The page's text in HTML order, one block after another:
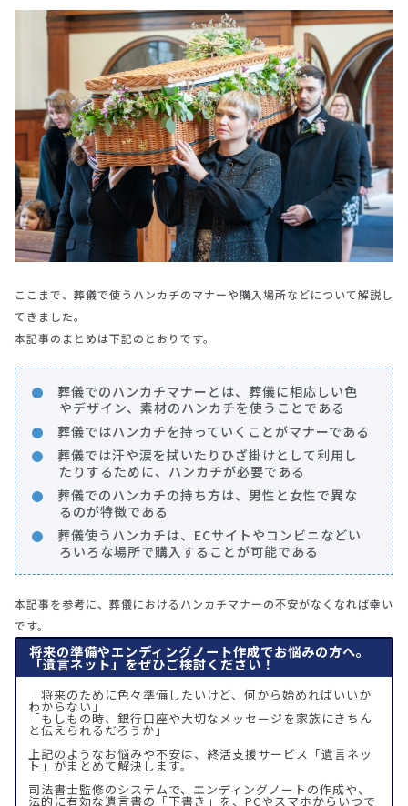
ここまで、葬儀で使うハンカチのマナーや購入場所などについて解説し
てきました。
本記事のまとめは下記のとおりです。
葬儀でのハンカチマナーとは、葬儀に相応しい色
やデザイン、素材のハンカチを使うことである
葬儀ではハンカチを持っていくことがマナーである
葬儀では汗や涙を拭いたりひざ掛けとして利用し
たりするために、ハンカチが必要である
葬儀でのハンカチの持ち方は、男性と女性で異な
るのが特徴である
葬儀使うハンカチは、ECサイトやコンビニなどい
ろいろな場所で購入することが可能である
本記事を参考に、葬儀におけるハンカチマナーの不安がなくなれば幸い
です。
将来の準備やエンディングノート作成でお悩みの方へ。
「遺言ネット」をぜひご検討ください！
「将来のために色々準備したいけど、何から始めればいいか
わからない」
「もしもの時、銀行口座や大切なメッセージを家族にきちん
と伝えられるだろうか」
上記のようなお悩みや不安は、終活支援サービス「遺言ネッ
ト」がまとめて解決します。
司法書士監修のシステムで、エンディングノートの作成や、
法的に有効な遺言書の「下書き」を、PCやスマホからいつで